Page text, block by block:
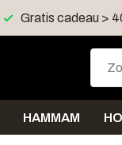
Gratis cadeau > 40
HAMMAM